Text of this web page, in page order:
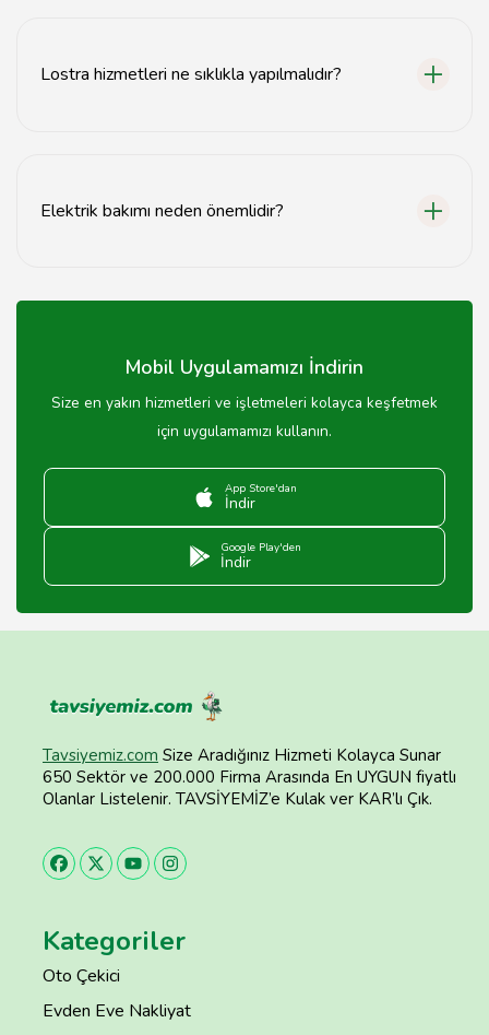
Lostra hizmetleri ne sıklıkla yapılmalıdır?
Elektrik bakımı neden önemlidir?
önlenmesine yardımcı olur.
Mobil Uygulamamızı İndirin
Size en yakın hizmetleri ve işletmeleri kolayca keşfetmek
için uygulamamızı kullanın.
App Store'dan
İndir
Google Play'den
İndir
Tavsiyemiz.com Size Aradığınız Hizmeti Kolayca Sunar
650 Sektör ve 200.000 Firma Arasında En UYGUN fiyatlı
Olanlar Listelenir. TAVSİYEMİZ’e Kulak ver KAR’lı Çık.
Kategoriler
Oto Çekici
Evden Eve Nakliyat